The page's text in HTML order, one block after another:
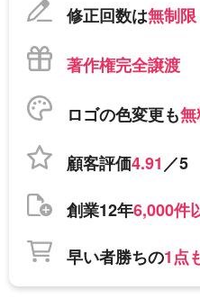
修正回数は無制限
著作権完全譲渡
ロゴの色変更も
顧客評価4.91／5
創業12年6,000件
早い者勝ちの1点